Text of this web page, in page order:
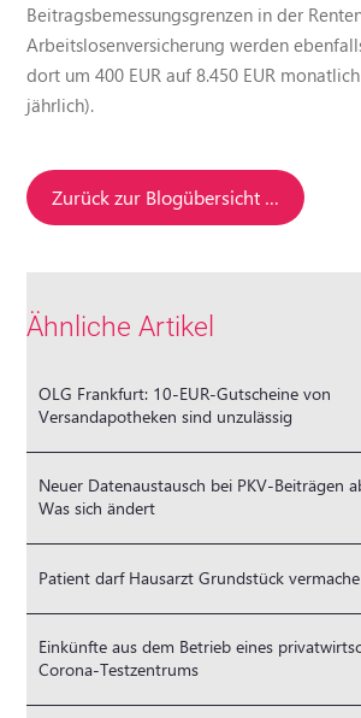
Beitragsbemessungsgrenzen in der
Arbeitslosenversicherung werden
dort um 400 EUR auf 8.450 EUR
jährlich).
Zurück zur Blogübersicht …
Ähnliche Artikel
OLG Frankfurt: 10-EUR-Gutscheine von
Versandapotheken sind unzulässig
Neuer Datenaustausch bei PKV-Beiträgen
Was sich ändert
Patient darf Hausarzt Grundstück
Einkünfte aus dem Betrieb eines
Corona-Testzentrums